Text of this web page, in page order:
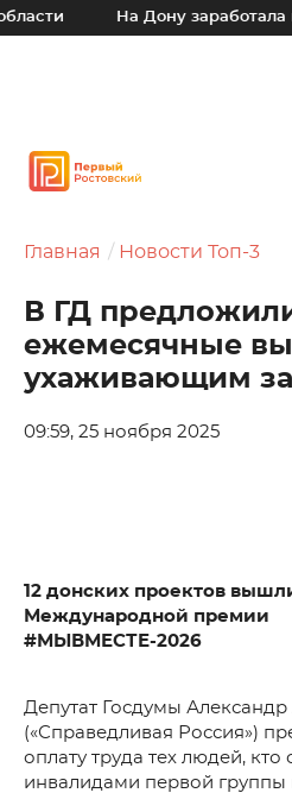
На Дону заработала
Главная Новости Топ-3
В ГД
ежемесячные
ухаживающим
09:59, 25 ноября 2025
12 донских проектов
Международной премии
#МЫВМЕСТЕ-2026
Депутат Госдумы
(«Справедливая Россия»)
оплату труда тех людей, кто
инвалидами первой